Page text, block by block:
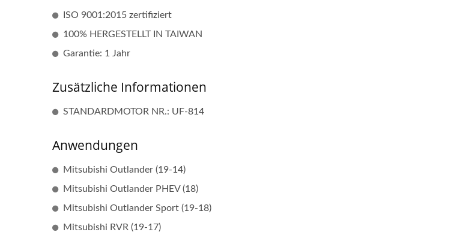
ISO 9001:2015 zertifiziert
100% HERGESTELLT IN TAIWAN
Garantie: 1 Jahr
Zusätzliche Informationen
STANDARDMOTOR NR.: UF-814
Anwendungen
Mitsubishi Outlander (19-14)
Mitsubishi Outlander PHEV (18)
Mitsubishi Outlander Sport (19-18)
Mitsubishi RVR (19-17)